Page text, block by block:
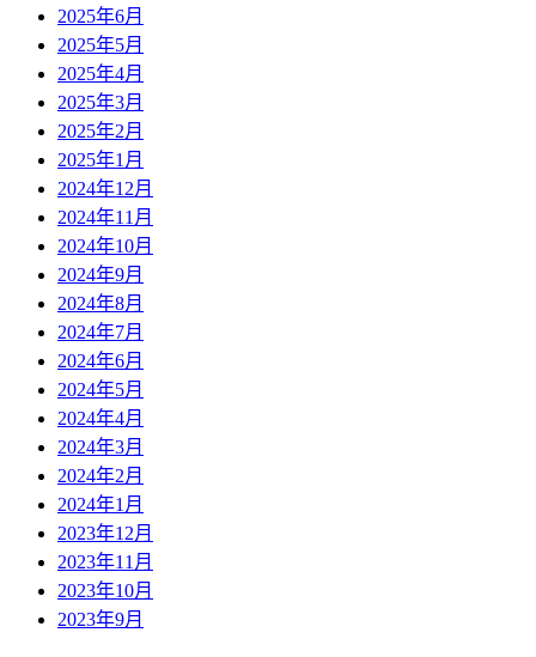
2025年6月
2025年5月
2025年4月
2025年3月
2025年2月
2025年1月
2024年12月
2024年11月
2024年10月
2024年9月
2024年8月
2024年7月
2024年6月
2024年5月
2024年4月
2024年3月
2024年2月
2024年1月
2023年12月
2023年11月
2023年10月
2023年9月